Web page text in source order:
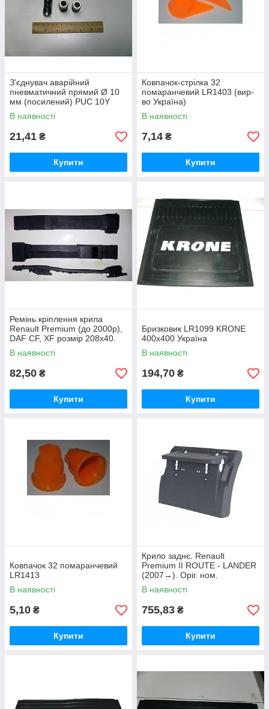
З'єднувач аварійний
пневматичний прямий Ø 10
мм (посилений) PUC 10Y
ЧОРНИЙ
В наявності
21,41 ₴
Купити
Ковпачок-стрілка 32
помаранчевий LR1403 (вир-
во Україна)
В наявності
7,14 ₴
Купити
Ремінь кріплення крила
Renault Premium (до 2000р),
DAF CF, XF розмір 208х40.
Вир-во Польща.
В наявності
82,50 ₴
Купити
Бризковик LR1099 KRONE
400х400 Україна
В наявності
194,70 ₴
Купити
Ковпачок 32 помаранчевий
LR1413
В наявності
5,10 ₴
Купити
Крило заднє. Renault
Premium II ROUTE - LANDER
(2007→). Оріг. ном.
7421094394
В наявності
755,83 ₴
Купити